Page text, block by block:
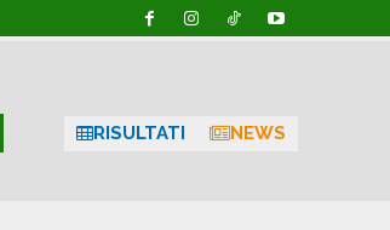
RISULTATI NEWS